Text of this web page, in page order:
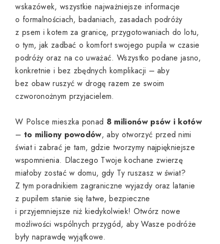
wskazówek, wszystkie najważniejsze informacje
o formalnościach, badaniach, zasadach podróży
z psem i kotem za granicę, przygotowaniach do lotu,
o tym, jak zadbać o komfort swojego pupila w czasie
podróży oraz na co uważać. Wszystko podane jasno,
konkretnie i bez zbędnych komplikacji – aby
bez obaw ruszyć w drogę razem ze swoim
czworonożnym przyjacielem.
W Polsce mieszka ponad 8 milionów psów i kotów
– to miliony powodów, aby otworzyć przed nimi
świat i zabrać je tam, gdzie tworzymy najpiękniejsze
wspomnienia. Dlaczego Twoje kochane zwierzę
miałoby zostać w domu, gdy Ty ruszasz w świat?
Z tym poradnikiem zagraniczne wyjazdy oraz latanie
z pupilem stanie się łatwe, bezpieczne
i przyjemniejsze niż kiedykolwiek! Otwórz nowe
możliwości wspólnych przygód, aby Wasze podróże
były naprawdę wyjątkowe.